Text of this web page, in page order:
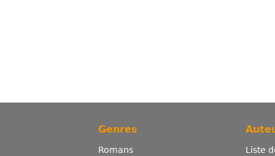
Genres
Romans
Liste